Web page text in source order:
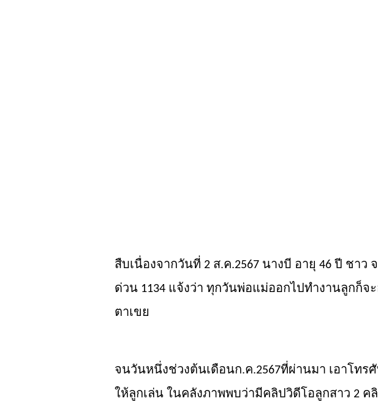
สืบเนื่องจากวันที่ 2 ส.ค.2567 นางบี อายุ 46 ปี ชาว
ด่วน 1134 แจ้งว่า ทุกวันพ่อแม่ออกไปทำงานลูกก็จ
ตาเขย
จนวันหนึ่งช่วงต้นเดือนก.ค.2567ที่ผ่านมา เอาโทร
ให้ลูกเล่น ในคลังภาพพบว่ามีคลิปวิดีโอลูกสาว 2 ค